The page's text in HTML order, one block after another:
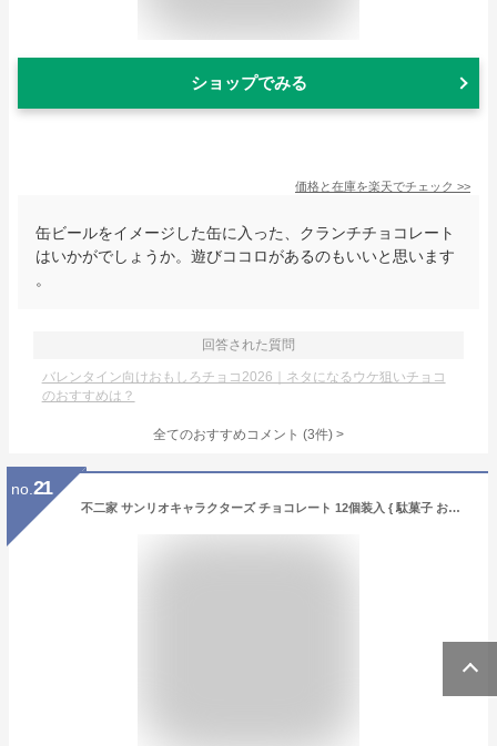
ショップでみる
価格と在庫を楽天でチェック >>
缶ビールをイメージした缶に入った、クランチチョコレート
はいかがでしょうか。遊びココロがあるのもいいと思います
。
回答された質問
バレンタイン向けおもしろチョコ2026｜ネタになるウケ狙いチョコ
のおすすめは？
全てのおすすめコメント (3件) >
no. 21
不二家 サンリオキャラクターズ チョコレート 12個装入 { 駄菓子 お菓子 サンリオ ペロペロチョコ チョコ チョコレート かわいい キティ シナモロール }{ おかし おやつ 子供会 景品 人気 子供 保育園 幼稚園 イベント くじ引き }